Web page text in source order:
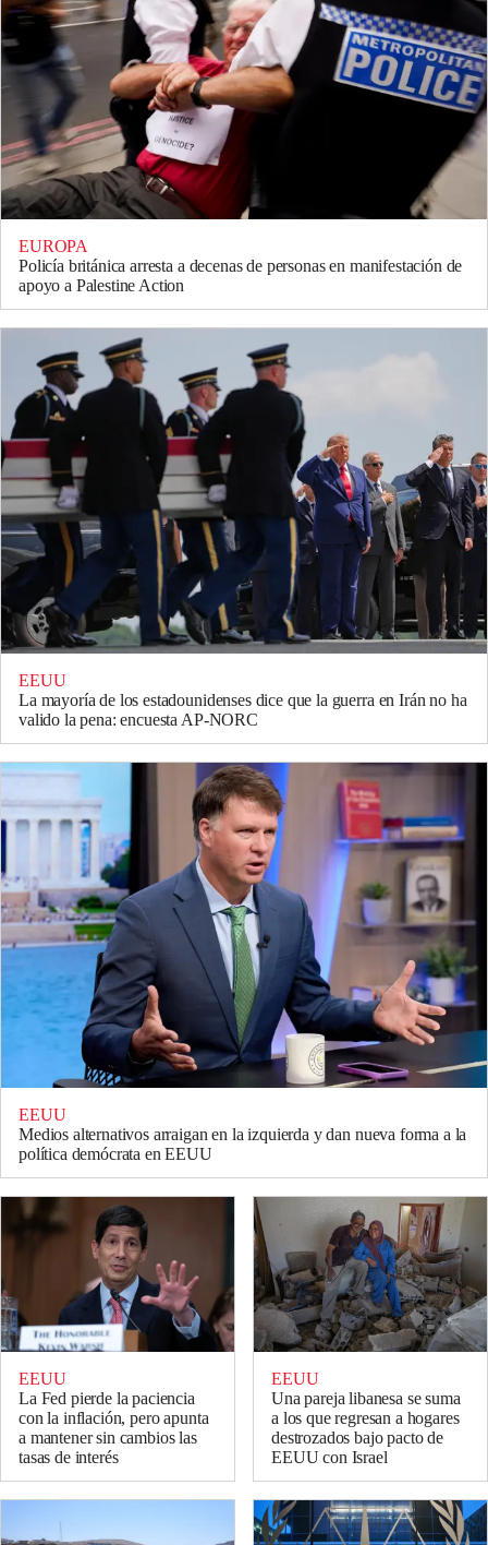
EUROPA
Policía británica arresta a decenas de personas en manifestación de
apoyo a Palestine Action
EEUU
La mayoría de los estadounidenses dice que la guerra en Irán no ha
valido la pena: encuesta AP-NORC
EEUU
Medios alternativos arraigan en la izquierda y dan nueva forma a la
política demócrata en EEUU
EEUU
La Fed pierde la paciencia
con la inflación, pero apunta
a mantener sin cambios las
tasas de interés
EEUU
Una pareja libanesa se suma
a los que regresan a hogares
destrozados bajo pacto de
EEUU con Israel